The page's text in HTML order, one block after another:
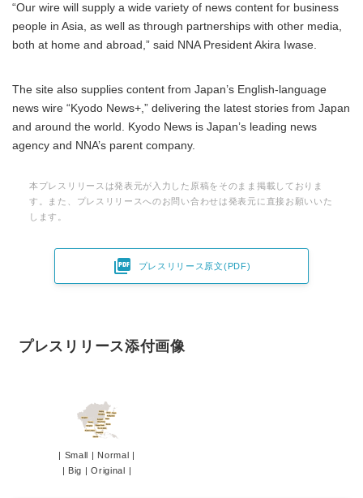
“Our wire will supply a wide variety of news content for business
people in Asia, as well as through partnerships with other media,
both at home and abroad,” said NNA President Akira Iwase.
The site also supplies content from Japan’s English-language
news wire “Kyodo News+,” delivering the latest stories from Japan
and around the world. Kyodo News is Japan’s leading news
agency and NNA’s parent company.
本プレスリリースは発表元が入力した原稿をそのまま掲載しておりま
す。また、プレスリリースへのお問い合わせは発表元に直接お願いいた
します。
 プレスリリース原文(PDF)
プレスリリース添付画像
Small Normal
Big |Original